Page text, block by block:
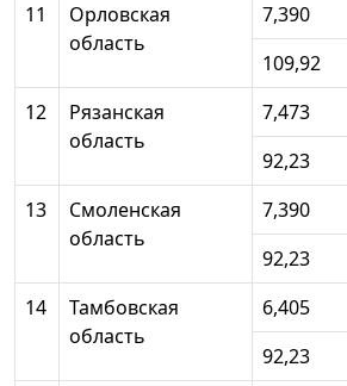
11
Орловская
область
7,390
109,92
12
Рязанская
область
7,473
92,23
13
Смоленская
область
7,390
92,23
14
Тамбовская
область
6,405
92,23